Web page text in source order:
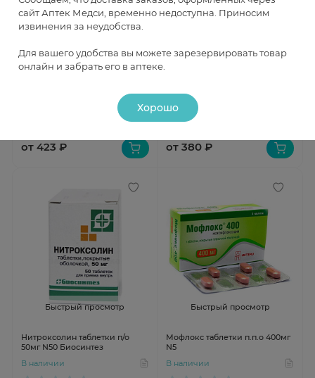
Ацилакт суппозитории
от 423 ₽
В наличии
от 380 ₽
Быстрый просмотр
Нитроксолин таблетки п/о
50мг N50 Биосинтез
В наличии
Быстрый просмотр
Мофлокс таблетки п.п.о 400мг
N5
В наличии
сайт Аптек Медси, временно недоступна. Приносим
извинения за неудобства.
Для вашего удобства вы можете зарезервировать товар
онлайн и забрать его в аптеке.
Хорошо